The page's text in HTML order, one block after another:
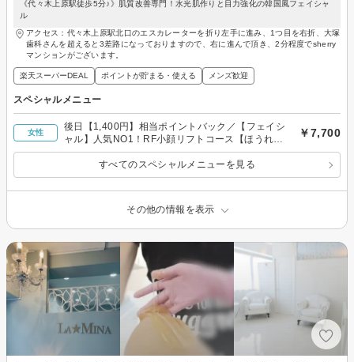
《代々木上原駅徒歩5分♪》肌質改善専門！水光肌作りと目力強化の韓国風フェイシャ
ル
アクセス：代々木上原駅北口のエスカレーターを折り左手に進み、1つ目を右折、大塚
歯科さんを超えると3差路になっておりますので、右に進んで頂き、2分程度でsherry
マンションがございます。
楽天スーパーDEAL ポイントが貯まる・使える メンズ歓迎
スペシャルメニュー
女性
後日【1,400円】相当ポイントバック／【フェイシ
ャル】人気NO1！RF小顔リフトコース【ほうれい
線/たるみ】¥7,700
￥7,700
すべてのスペシャルメニューを見る
その他の情報を表示